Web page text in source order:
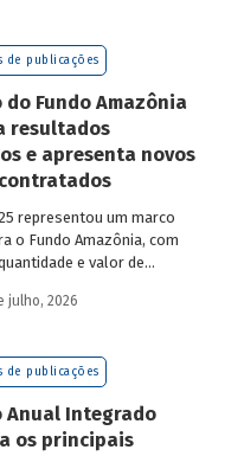
de publicações
Fundo Amazônia
resultados
e apresenta novos
representou um marco
o Fundo Amazônia, com
e valor de
foram 22 operações
de R$ 387 milhões
Ainda no período, foram
julho, 2026
de publicações
Anual Integrado
os principais